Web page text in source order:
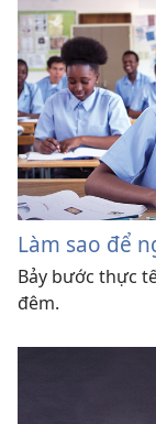
Làm sao để
Bảy bước thực
đêm.